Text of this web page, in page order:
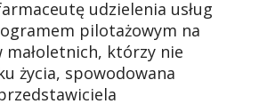
udzielenia usług
pilotażowym na
którzy nie
życia, spowodowana